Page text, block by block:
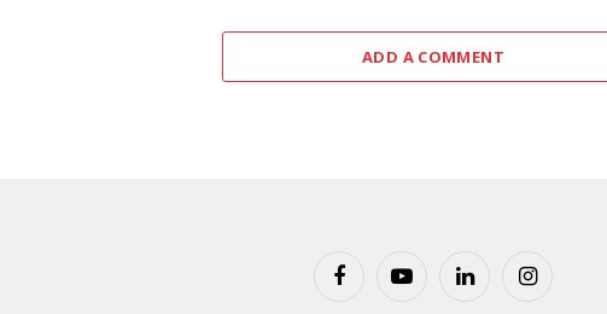
ADD A COMMENT
FacebookYouTubeLinkedInInstagram